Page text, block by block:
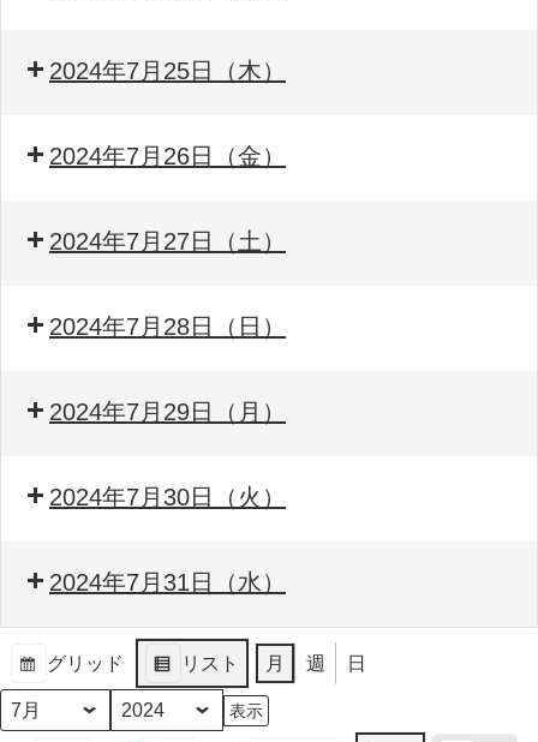
2024年7月25日（木）
2024年7月26日（金）
2024年7月27日（土）
2024年7月28日（日）
2024年7月29日（月）
2024年7月30日（火）
2024年7月31日（水）
グリッド
表
示
リスト
表
示
月 週 日
月
年